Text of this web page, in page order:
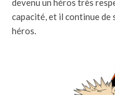
devenu un héros très
capacité, et il continue de
héros.